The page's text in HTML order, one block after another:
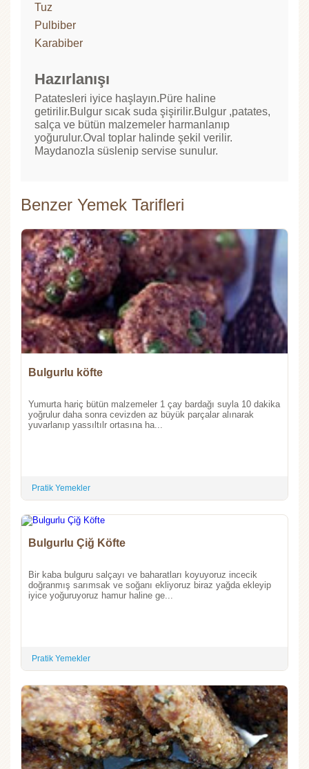
Tuz
Pulbiber
Karabiber
Hazırlanışı
Patatesleri iyice haşlayın.Püre haline
getirilir.Bulgur sıcak suda şişirilir.Bulgur ,patates,
salça ve bütün malzemeler harmanlanıp
yoğurulur.Oval toplar halinde şekil verilir.
Maydanozla süslenip servise sunulur.
Benzer Yemek Tarifleri
Bulgurlu köfte
Yumurta hariç bütün malzemeler 1 çay bardağı suyla 10 dakika
yoğrulur daha sonra cevizden az büyük parçalar alınarak
yuvarlanıp yassıltılr ortasına ha...
Pratik Yemekler
Bulgurlu Çiğ Köfte
Bir kaba bulguru salçayı ve baharatları koyuyoruz incecik
doğranmış sarımsak ve soğanı ekliyoruz biraz yağda ekleyip
iyice yoğuruyoruz hamur haline ge...
Pratik Yemekler